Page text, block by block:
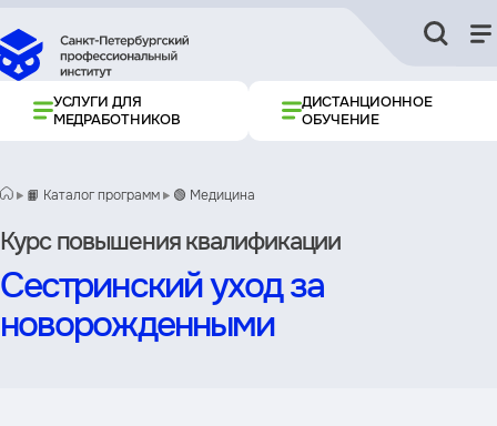
УСЛУГИ ДЛЯ
МЕДРАБОТНИКОВ
ДИСТАНЦИОННОЕ
ОБУЧЕНИЕ
📙 Каталог программ 🟢 Медицина
Курс повышения квалификации
Сестринский уход за
новорожденными